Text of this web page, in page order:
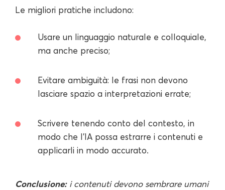
Le migliori pratiche includono:
Usare un linguaggio naturale e colloquiale,
ma anche preciso;
Evitare ambiguità: le frasi non devono
lasciare spazio a interpretazioni errate;
Scrivere tenendo conto del contesto, in
modo che l'IA possa estrarre i contenuti e
applicarli in modo accurato.
Conclusione:i contenuti devono sembrare umani